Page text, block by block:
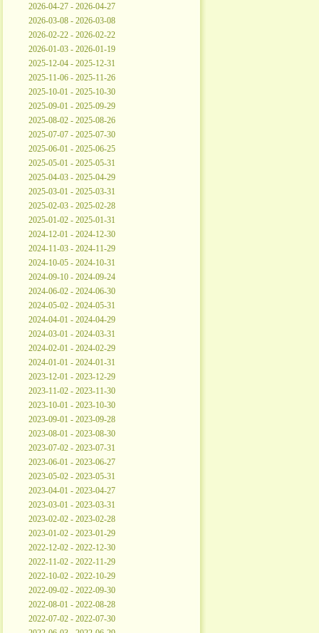
2026-04-27 - 2026-04-27
2026-03-08 - 2026-03-08
2026-02-22 - 2026-02-22
2026-01-03 - 2026-01-19
2025-12-04 - 2025-12-31
2025-11-06 - 2025-11-26
2025-10-01 - 2025-10-30
2025-09-01 - 2025-09-29
2025-08-02 - 2025-08-26
2025-07-07 - 2025-07-30
2025-06-01 - 2025-06-25
2025-05-01 - 2025-05-31
2025-04-03 - 2025-04-29
2025-03-01 - 2025-03-31
2025-02-03 - 2025-02-28
2025-01-02 - 2025-01-31
2024-12-01 - 2024-12-30
2024-11-03 - 2024-11-29
2024-10-05 - 2024-10-31
2024-09-10 - 2024-09-24
2024-06-02 - 2024-06-30
2024-05-02 - 2024-05-31
2024-04-01 - 2024-04-29
2024-03-01 - 2024-03-31
2024-02-01 - 2024-02-29
2024-01-01 - 2024-01-31
2023-12-01 - 2023-12-29
2023-11-02 - 2023-11-30
2023-10-01 - 2023-10-30
2023-09-01 - 2023-09-28
2023-08-01 - 2023-08-30
2023-07-02 - 2023-07-31
2023-06-01 - 2023-06-27
2023-05-02 - 2023-05-31
2023-04-01 - 2023-04-27
2023-03-01 - 2023-03-31
2023-02-02 - 2023-02-28
2023-01-02 - 2023-01-29
2022-12-02 - 2022-12-30
2022-11-02 - 2022-11-29
2022-10-02 - 2022-10-29
2022-09-02 - 2022-09-30
2022-08-01 - 2022-08-28
2022-07-02 - 2022-07-30